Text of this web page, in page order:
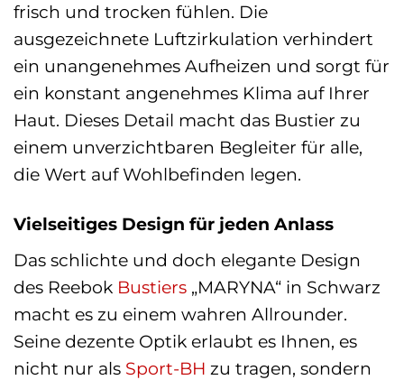
frisch und trocken fühlen. Die
ausgezeichnete Luftzirkulation verhindert
ein unangenehmes Aufheizen und sorgt für
ein konstant angenehmes Klima auf Ihrer
Haut. Dieses Detail macht das Bustier zu
einem unverzichtbaren Begleiter für alle,
die Wert auf Wohlbefinden legen.
Vielseitiges Design für jeden Anlass
Das schlichte und doch elegante Design
des Reebok Bustiers „MARYNA“ in Schwarz
macht es zu einem wahren Allrounder.
Seine dezente Optik erlaubt es Ihnen, es
nicht nur als Sport-BH zu tragen, sondern